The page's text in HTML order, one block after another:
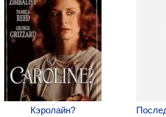
Кэролайн?